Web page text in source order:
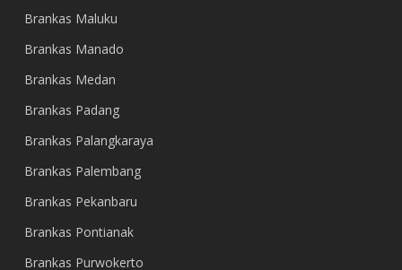
Brankas Maluku
Brankas Manado
Brankas Medan
Brankas Padang
Brankas Palangkaraya
Brankas Palembang
Brankas Pekanbaru
Brankas Pontianak
Brankas Purwokerto